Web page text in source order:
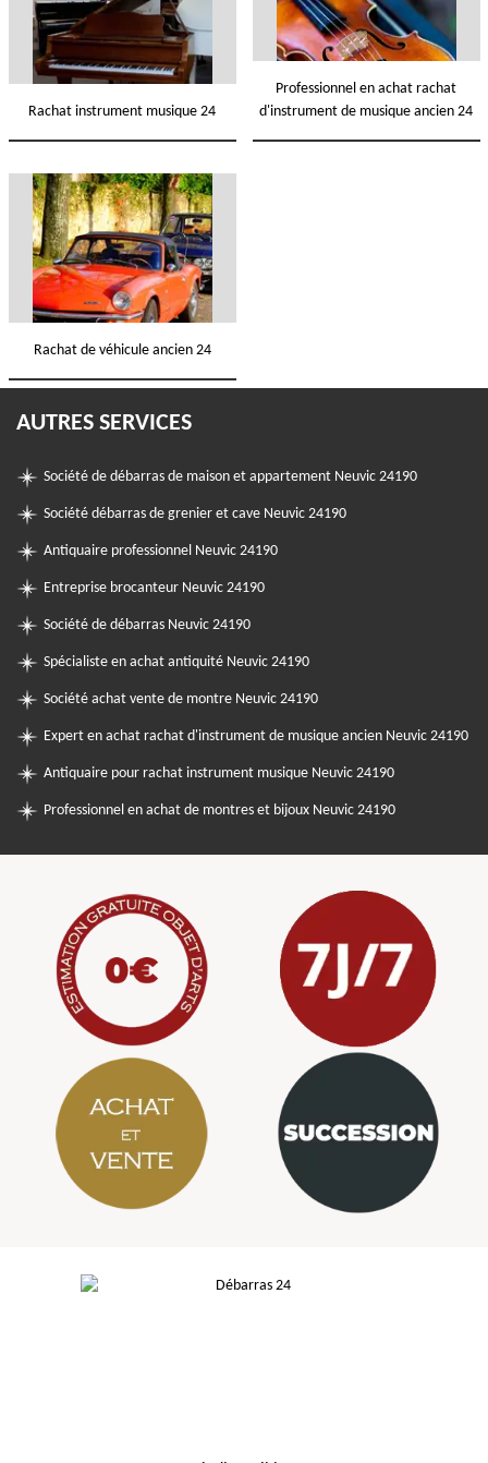
Rachat instrument musique 24
Professionnel en achat rachat
d'instrument de musique ancien 24
Rachat de véhicule ancien 24
AUTRES SERVICES
Société de débarras de maison et appartement Neuvic 24190
Société débarras de grenier et cave Neuvic 24190
Antiquaire professionnel Neuvic 24190
Entreprise brocanteur Neuvic 24190
Société de débarras Neuvic 24190
Spécialiste en achat antiquité Neuvic 24190
Société achat vente de montre Neuvic 24190
Expert en achat rachat d'instrument de musique ancien Neuvic 24190
Antiquaire pour rachat instrument musique Neuvic 24190
Professionnel en achat de montres et bijoux Neuvic 24190